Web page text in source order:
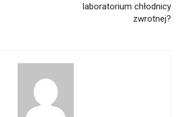
laboratorium chłodnicy
zwrotnej?